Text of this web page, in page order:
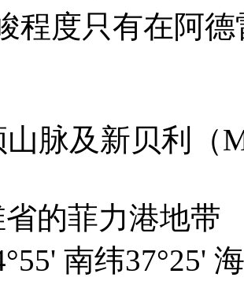
程度只有在阿
脉及新贝利（
的菲力港地带
南纬37°25'